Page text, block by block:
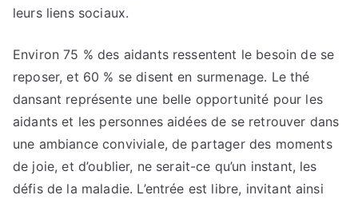
leurs liens sociaux.
Environ 75 % des aidants ressentent le besoin de se
reposer, et 60 % se disent en surmenage. Le thé
dansant représente une belle opportunité pour les
aidants et les personnes aidées de se retrouver dans
une ambiance conviviale, de partager des moments
de joie, et d’oublier, ne serait-ce qu’un instant, les
défis de la maladie. L’entrée est libre, invitant ainsi